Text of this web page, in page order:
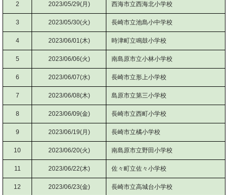
2 2023/05/29(月) 西海市立西海北小学校
3 2023/05/30(火) 長崎市立池島小中学校
4 2023/06/01(木) 時津町立鳴鼓小学校
5 2023/06/06(火) 南島原市立小林小学校
6 2023/06/07(水) 長崎市立形上小学校
7 2023/06/08(木) 島原市立第三小学校
8 2023/06/09(金) 長崎市立西町小学校
9 2023/06/19(月) 長崎市立橘小学校
10 2023/06/20(火) 南島原市立野田小学校
11 2023/06/22(木) 佐々町立佐々小学校
12 2023/06/23(金) 長崎市立高城台小学校